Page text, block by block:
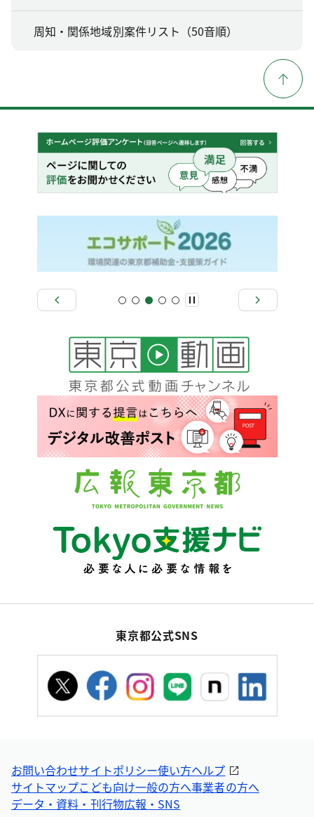
周知・関係地域別案件リスト（50音順）
東京都公式SNS
お問い合わせサイトポリシー使い方ヘルプ
サイトマップこども向け一般の方へ事業者の方へ
データ・資料・刊行物広報・SNS